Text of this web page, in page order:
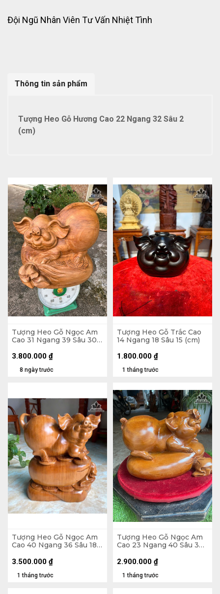
Đội Ngũ Nhân Viên Tư Vấn Nhiệt Tình
Thông tin sản phẩm
Tượng Heo Gỗ Hương Cao 22 Ngang 32 Sâu 2
(cm)
Tượng Heo Gỗ Ngọc Am
Cao 31 Ngang 39 Sâu 30
8 ngày trước
3.800.000 ₫
Tượng Heo Gỗ Trắc Cao
14 Ngang 18 Sâu 15 (cm)
1 tháng trước
1.800.000 ₫
Tượng Heo Gỗ Ngọc Am
Cao 40 Ngang 36 Sâu 18
1 tháng trước
3.500.000 ₫
Tượng Heo Gỗ Ngọc Am
Cao 23 Ngang 40 Sâu 30
1 tháng trước
2.900.000 ₫